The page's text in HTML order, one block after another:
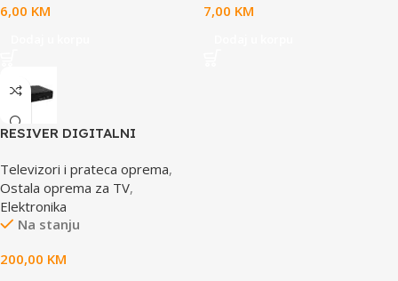
6,00 KM
7,00 KM
RESIVER DIGITALNI
Televizori i prateca oprema,
Ostala oprema za TV,
Elektronika
Na stanju
200,00 KM